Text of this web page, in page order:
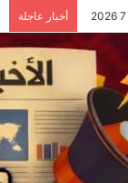
أخبار عاجلة